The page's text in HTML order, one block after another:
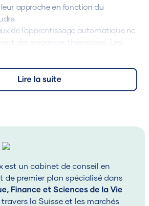
approche en fonction du
de l'apprentissage automatique ne
des exigences théoriques. Les
en solutions pratiques. Que ce
des modèles d'évaluation des
Techniques de Base
(niveau avancé)
profond (TensorFlow,
Lire la suite
est un cabinet de conseil en
de premier plan spécialisé dans
Finance et Sciences de la Vie
la Suisse et les marchés